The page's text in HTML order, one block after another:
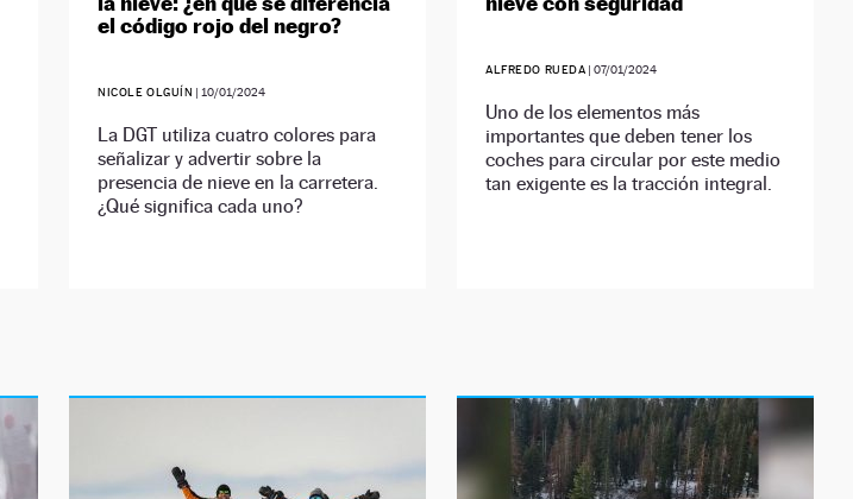
el código rojo del negro?
NICOLE OLGUÍN | 10/01/2024
La DGT utiliza cuatro colores para
señalizar y advertir sobre la
presencia de nieve en la carretera.
¿Qué significa cada uno?
ALFREDO RUEDA |07/01/2024
Uno de los elementos más
importantes que deben tener los
coches para circular por este medio
tan exigente es la tracción integral.